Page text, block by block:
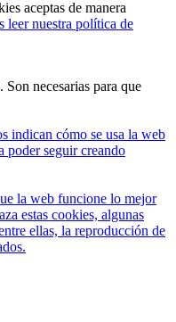
aceptas de manera
leer nuestra política de
necesarias para que
indican cómo se usa la web
poder seguir creando
la web funcione lo mejor
estas cookies, algunas
ellas, la reproducción de